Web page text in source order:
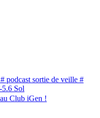
# podcast sortie de veille #
Sol
Club iGen !